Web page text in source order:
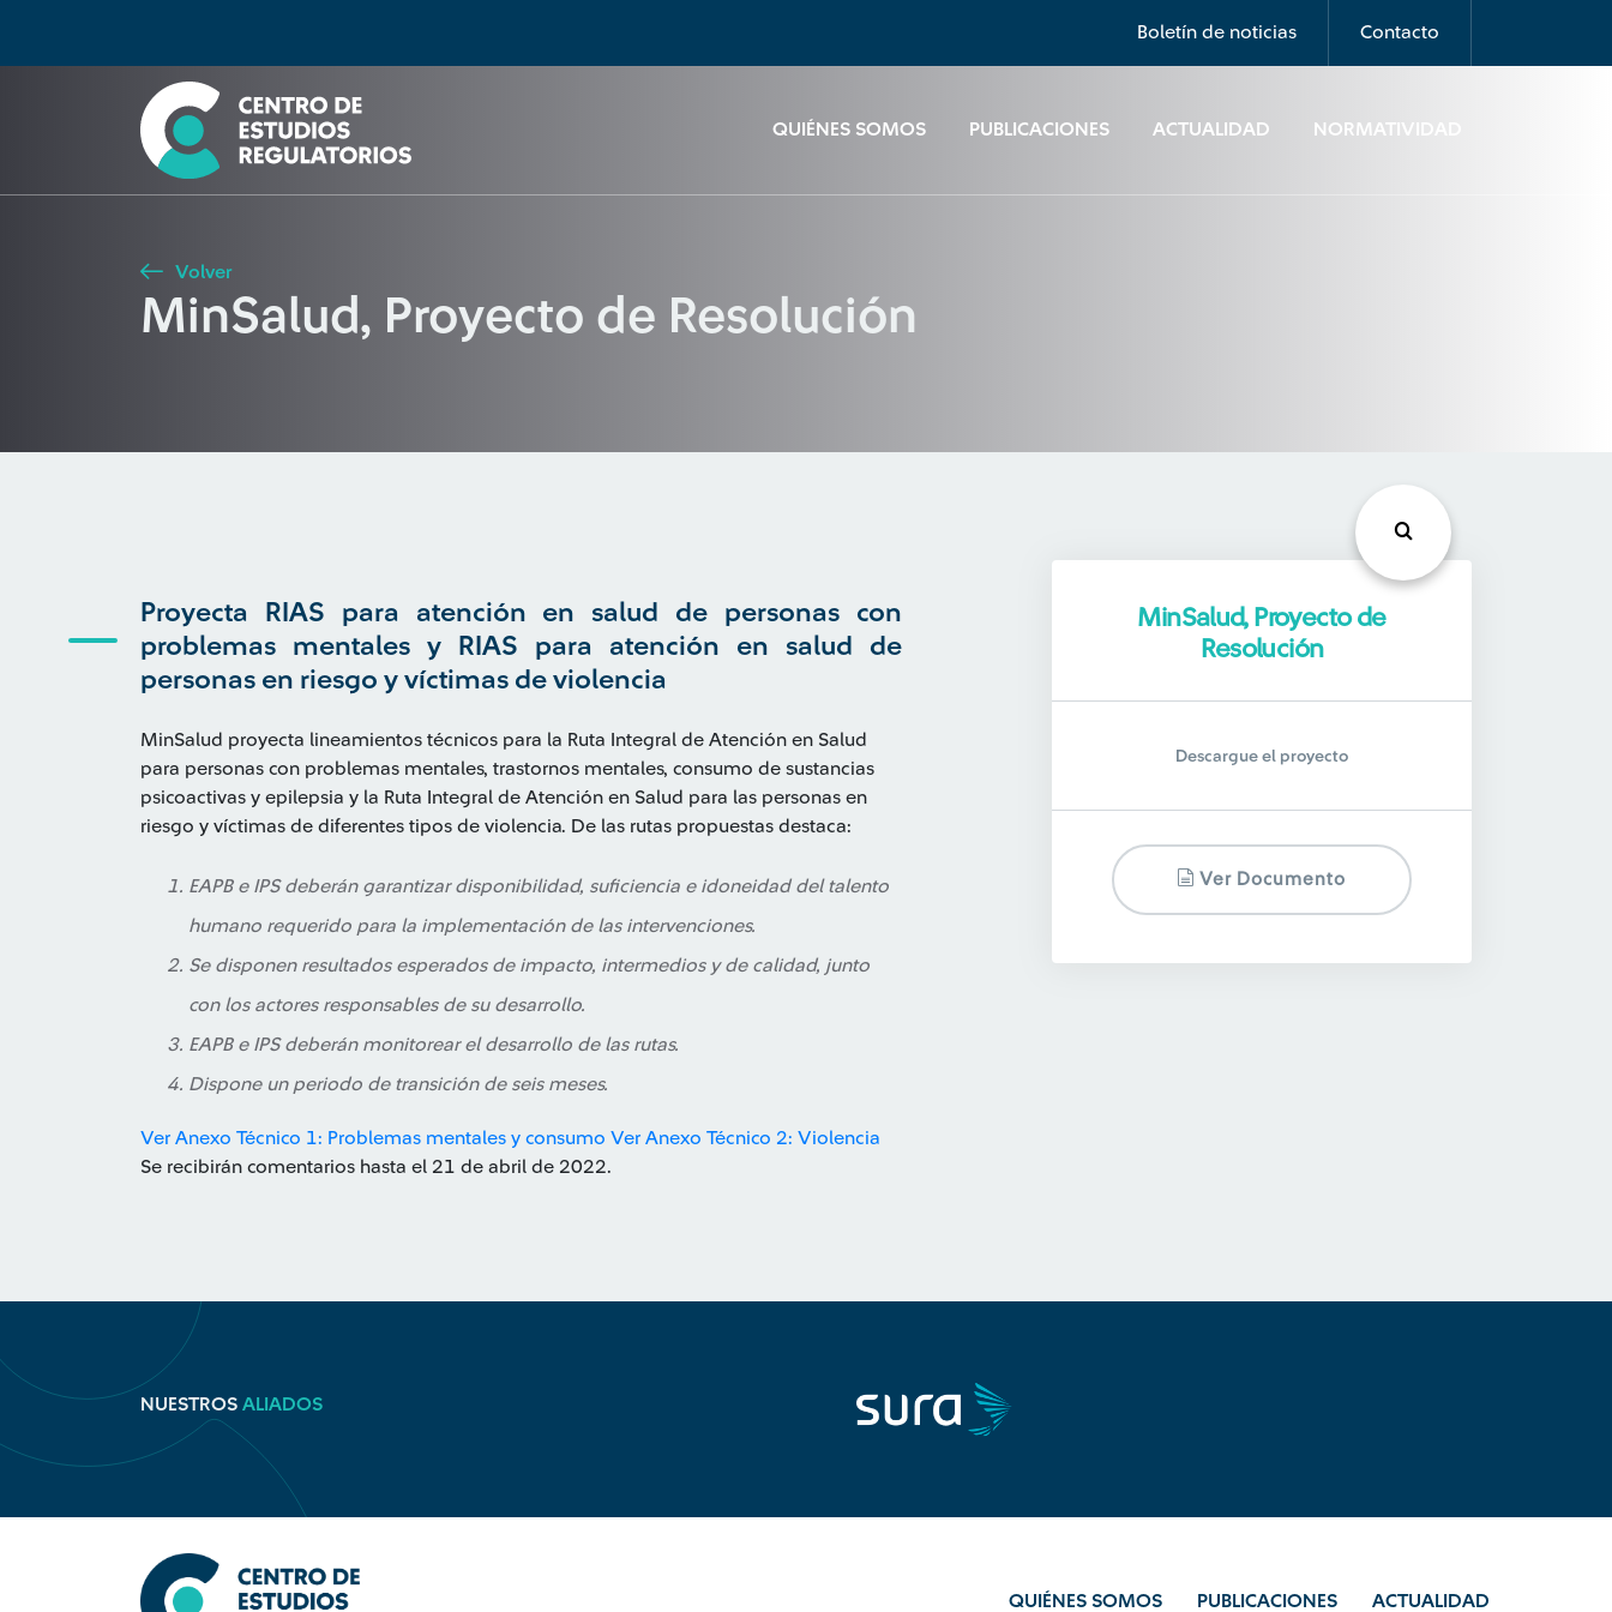
Boletín de noticias Contacto
QUIÉNES SOMOS PUBLICACIONES ACTUALIDAD NORMATIVIDAD
Seleccione país
Buscar
Volver
MinSalud, Proyecto de Resolución
Proyecta RIAS para atención en salud de personas con
problemas mentales y RIAS para atención en salud de
personas en riesgo y víctimas de violencia
MinSalud proyecta lineamientos técnicos para la Ruta Integral de Atención en Salud
para personas con problemas mentales, trastornos mentales, consumo de sustancias
psicoactivas y epilepsia y la Ruta Integral de Atención en Salud para las personas en
riesgo y víctimas de diferentes tipos de violencia. De las rutas propuestas destaca:
EAPB e IPS deberán garantizar disponibilidad, suficiencia e idoneidad del talento
humano requerido para la implementación de las intervenciones.
Se disponen resultados esperados de impacto, intermedios y de calidad, junto
con los actores responsables de su desarrollo.
EAPB e IPS deberán monitorear el desarrollo de las rutas.
Dispone un periodo de transición de seis meses.
Ver Anexo Técnico 1: Problemas mentales y consumo Ver Anexo Técnico 2: Violencia
Se recibirán comentarios hasta el 21 de abril de 2022.
MinSalud, Proyecto de
Resolución
Descargue el proyecto
Ver Documento
NUESTROS ALIADOS
QUIÉNES SOMOS PUBLICACIONES ACTUALIDAD